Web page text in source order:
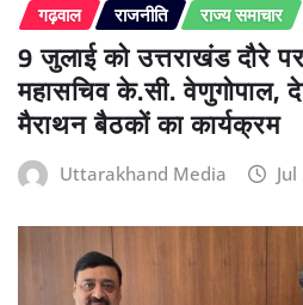
गढ़वाल राजनीति राज्य समाचार
9 जुलाई को उत्तराखंड दौरे
महासचिव के.सी. वेणुगोपाल,
मैराथन बैठकों का कार्यक्रम
Uttarakhand Media